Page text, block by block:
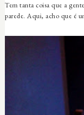
Tem tanta coisa que a
parede. Aqui, acho que é